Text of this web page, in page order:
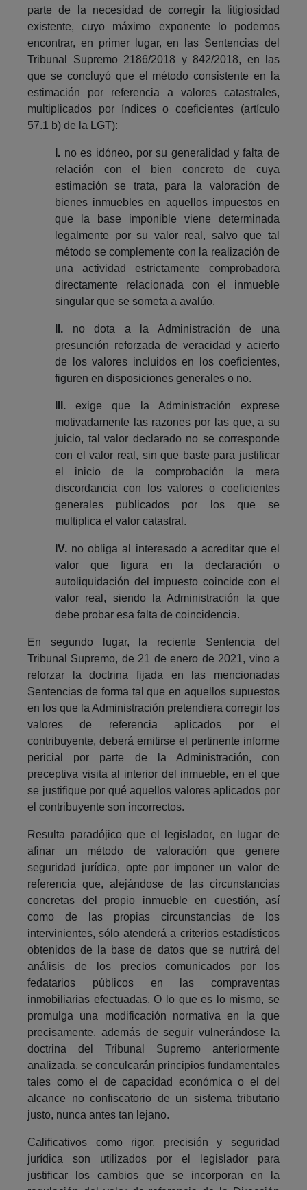
parte de la necesidad de corregir la litigiosidad
existente, cuyo máximo exponente lo podemos
encontrar, en primer lugar, en las Sentencias del
Tribunal Supremo 2186/2018 y 842/2018, en las
que se concluyó que el método consistente en la
estimación por referencia a valores catastrales,
multiplicados por índices o coeficientes (artículo
57.1 b) de la LGT):
I. no es idóneo, por su generalidad y falta de
relación con el bien concreto de cuya
estimación se trata, para la valoración de
bienes inmuebles en aquellos impuestos en
que la base imponible viene determinada
legalmente por su valor real, salvo que tal
método se complemente con la realización de
una actividad estrictamente comprobadora
directamente relacionada con el inmueble
singular que se someta a avalúo.
II. no dota a la Administración de una
presunción reforzada de veracidad y acierto
de los valores incluidos en los coeficientes,
figuren en disposiciones generales o no.
III.exige que la Administración exprese
motivadamente las razones por las que, a su
juicio, tal valor declarado no se corresponde
con el valor real, sin que baste para justificar
el inicio de la comprobación la mera
discordancia con los valores o coeficientes
generales publicados por los que se
multiplica el valor catastral.
IV. no obliga al interesado a acreditar que el
valor que figura en la declaración o
autoliquidación del impuesto coincide con el
valor real, siendo la Administración la que
debe probar esa falta de coincidencia.
En segundo lugar, la reciente Sentencia del
Tribunal Supremo, de 21 de enero de 2021, vino a
reforzar la doctrina fijada en las mencionadas
Sentencias de forma tal que en aquellos supuestos
en los que la Administración pretendiera corregir los
valores de referencia aplicados por el
contribuyente, deberá emitirse el pertinente informe
pericial por parte de la Administración, con
preceptiva visita al interior del inmueble, en el que
se justifique por qué aquellos valores aplicados por
el contribuyente son incorrectos.
Resulta paradójico que el legislador, en lugar de
afinar un método de valoración que genere
seguridad jurídica, opte por imponer un valor de
referencia que, alejándose de las circunstancias
concretas del propio inmueble en cuestión, así
como de las propias circunstancias de los
intervinientes, sólo atenderá a criterios estadísticos
obtenidos de la base de datos que se nutrirá del
análisis de los precios comunicados por los
fedatarios públicos en las compraventas
inmobiliarias efectuadas. O lo que es lo mismo, se
promulga una modificación normativa en la que
precisamente, además de seguir vulnerándose la
doctrina del Tribunal Supremo anteriormente
analizada, se conculcarán principios fundamentales
tales como el de capacidad económica o el del
alcance no confiscatorio de un sistema tributario
justo, nunca antes tan lejano.
Calificativos como rigor, precisión y seguridad
jurídica son utilizados por el legislador para
justificar los cambios que se incorporan en la